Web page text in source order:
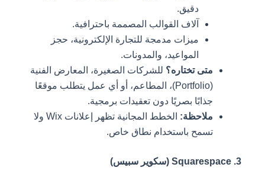
دقيق.
آلاف القوالب المصممة باحترافية.
ميزات مدمجة للتجارة الإلكترونية، حجز
المواعيد، والمدونات.
متى تختاره؟ للشركات الصغيرة، المعارض الفنية
(Portfolio)، المطاعم، أو أي عمل يتطلب موقعًا
جذابًا بصريًا دون تعقيدات برمجية.
ملاحظة:
الخطط المجانية تظهر إعلانات Wix ولا
تسمح باستخدام نطاق خاص.